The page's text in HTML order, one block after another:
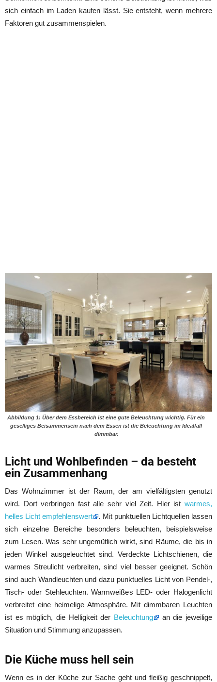
sich einfach im Laden kaufen lässt. Sie entsteht, wenn mehrere
Faktoren gut zusammenspielen.
Abbildung 1: Über dem Essbereich ist eine gute Beleuchtung wichtig. Für ein
geselliges Beisammensein nach dem Essen ist die Beleuchtung im Idealfall
dimmbar.
Licht und Wohlbefinden – da besteht
ein Zusammenhang
Das Wohnzimmer ist der Raum, der am vielfältigsten genutzt
wird. Dort verbringen fast alle sehr viel Zeit. Hier ist warmes,
helles Licht empfehlenswert
. Mit punktuellen Lichtquellen lassen
sich einzelne Bereiche besonders beleuchten, beispielsweise
zum Lesen. Was sehr ungemütlich wirkt, sind Räume, die bis in
jeden Winkel ausgeleuchtet sind. Verdeckte Lichtschienen, die
warmes Streulicht verbreiten, sind viel besser geeignet. Schön
sind auch Wandleuchten und dazu punktuelles Licht von Pendel-,
Tisch- oder Stehleuchten. Warmweißes LED- oder Halogenlicht
verbreitet eine heimelige Atmosphäre. Mit dimmbaren Leuchten
ist es möglich, die Helligkeit der Beleuchtung
an die jeweilige
Situation und Stimmung anzupassen.
Die Küche muss hell sein
Wenn es in der Küche zur Sache geht und fleißig geschnippelt,